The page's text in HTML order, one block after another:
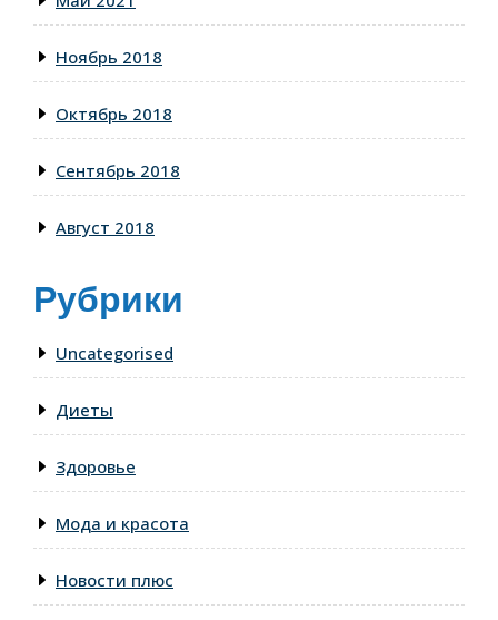
Ноябрь 2018
Октябрь 2018
Сентябрь 2018
Август 2018
Рубрики
Uncategorised
Диеты
Здоровье
Мода и красота
Новости плюс